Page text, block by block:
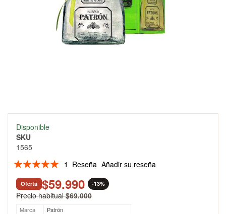
the
beginning
the
images
gallery
Disponible
SKU
1565
Valoración:
% of
1 Reseña Añadir su reseña
Oferta $59.990 -13%
Precio habitual $69.000
Marca
Patrón